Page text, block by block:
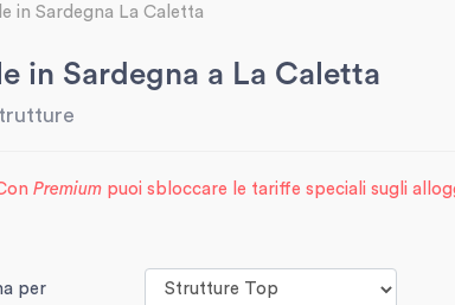
in Sardegna La Caletta
in Sardegna a La Caletta
Premium puoi sbloccare le tariffe speciali sugli
per